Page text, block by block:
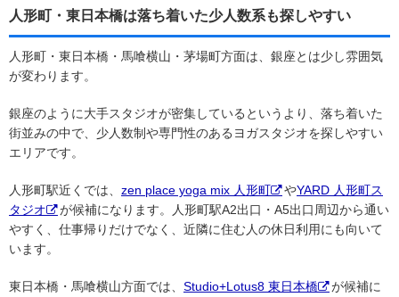
人形町・東日本橋は落ち着いた少人数系も探しやすい
人形町・東日本橋・馬喰横山・茅場町方面は、銀座とは少し雰囲気
が変わります。
銀座のように大手スタジオが密集しているというより、落ち着いた
街並みの中で、少人数制や専門性のあるヨガスタジオを探しやすい
エリアです。
人形町駅近くでは、 zen place yoga mix 人形町 やYARD 人形町ス
タジオ
が候補になります。人形町駅A2出口・A5出口周辺から通い
やすく、仕事帰りだけでなく、近隣に住む人の休日利用にも向いて
います。
東日本橋・馬喰横山方面では、 Studio+Lotus8 東日本橋
が候補に